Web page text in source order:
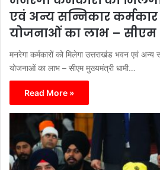
एवं अन्य सन्निकार कर्मकार
योजनाओं का लाभ – सीएम
मनरेगा कर्मकारों को मिलेगा उत्तराखंड भवन एवं अन्य
योजनाओं का लाभ – सीएम मुख्यमंत्री धामी…
Read More »